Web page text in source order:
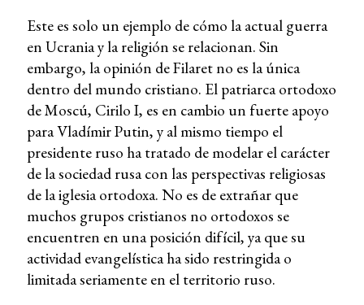
Este es solo un ejemplo de cómo la actual guerra
en Ucrania y la religión se relacionan. Sin
embargo, la opinión de Filaret no es la única
dentro del mundo cristiano. El patriarca ortodoxo
de Moscú, Cirilo I, es en cambio un fuerte apoyo
para Vladímir Putin, y al mismo tiempo el
presidente ruso ha tratado de modelar el carácter
de la sociedad rusa con las perspectivas religiosas
de la iglesia ortodoxa. No es de extrañar que
muchos grupos cristianos no ortodoxos se
encuentren en una posición difícil, ya que su
actividad evangelística ha sido restringida o
limitada seriamente en el territorio ruso.